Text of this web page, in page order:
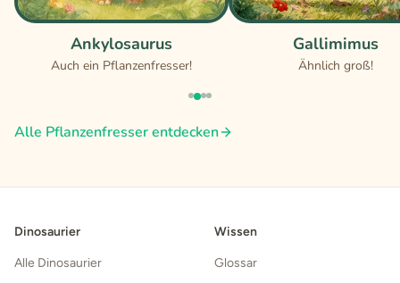
Ankylosaurus
Auch ein Pflanzenfresser!
Gallimimus
Ähnlich groß!
Alle Pflanzenfresser entdecken
Dinosaurier
Alle Dinosaurier
Wissen
Glossar